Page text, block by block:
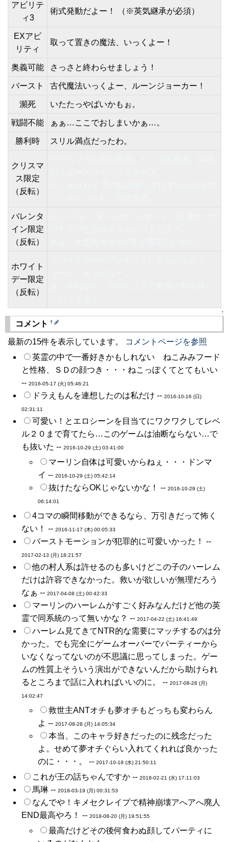
アビリテ
ィ3
術式発動だよー！ （※英気継承が必須）
EXアビ
リティ
取って置きの魔法、いっくよー！
奥義可能 さっさと終わらせましょう！
バースト 古代魔法いっくよー、ルーンジョーカー！
瀕死 いたたっやばいかもぉ。
戦闘不能 ぁぁ…ここでおしまいかぁ…。
勝利時 スリル満点だったわ。
クリスマ
ス限定
（反転）
バレンタ
イン限定
（反転）
ホワイト
デー限定
（反転）
↑
コメント †
最新の15件を表示しています。
コメントページを参照
英霊の中で一番好きかもしれない ねこみみフード
と性格、ＳＤの顔つき・・・ねこっぽくてとてもいい
-- 2016-05-17 (火) 05:46:21
ドラえもんを連想したのは私だけ -- 2016-10-16 (日)
02:31:11
可愛い！とエロシーンを目当てにワクワクしてレベ
ル２０まで育てたら…このゲームは油断ならない…で
も抜いた -- 2016-10-29 (土) 03:41:00
マーリン自体は可愛いからねぇ・・・ドンマ
イ -- 2016-10-29 (土) 05:42:14
抜けたならOKじゃないかな！ -- 2016-10-29 (土)
06:14:01
4コマの瞬間移動ができるなら、万引きだって怖く
ない！ -- 2016-11-17 (木) 00:05:33
バーストモーションが犯罪的に可愛いかった！ --
2017-02-13 (月) 18:21:57
他の村人系は許せるのも多いけどこの子のハーレム
だけは許容できなかった。救いが欲しいが無理だろう
なぁ -- 2017-04-08 (土) 00:42:33
マーリンのハーレムがすごく好みなんだけど他の英
霊で同系統のって無いかな？ -- 2017-04-22 (土) 16:41:49
ハーレム見てきてNTR的な需要にマッチするのは分
かった。でも完全にゲームオーバーでパーティーから
いなくなってないのが不思議に思ってしまった。ゲー
ムの性質上そういう演出ができないんだから助けられ
るところまで話に入れればいいのに。 -- 2017-08-28 (月)
14:02:47
救世主ANTオチも夢オチもどっちも変わらん
よ -- 2017-08-28 (月) 14:05:34
本当、このキャラ好きだったのに残念だった
よ。せめて夢オチぐらい入れてくれれば良かった
のに・・・。 -- 2017-10-18 (水) 21:50:11
これが王の話ちゃんですか -- 2018-02-21 (水) 17:11:03
馬琳 -- 2018-03-19 (月) 00:31:53
なんでや！キメセクレイプで精神崩壊アへアへ廃人
END最高やろ！ -- 2018-08-20 (月) 19:51:55
最高だけどその後何食わぬ顔してパーティに